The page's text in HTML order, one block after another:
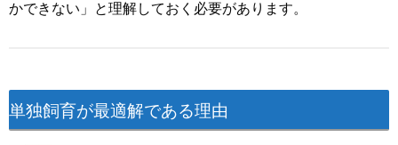
かできない」と理解しておく必要があります。
単独飼育が最適解である理由